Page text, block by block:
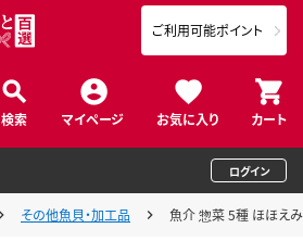
検索 マイページ お気に入り カート
ご利用可能ポイント
ログイン
その他魚貝・加工品 魚介 惣菜 5種 ほほえみ